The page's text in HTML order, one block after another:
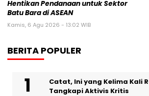
Hentikan Pendanaan untuk Sektor
Batu Bara di ASEAN
Kamis, 6 Agu 2026 - 13:02 WIB
BERITA POPULER
Catat, Ini yang Kelima Kali
Tangkapi Aktivis Kritis